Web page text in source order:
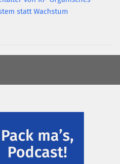
statt Wachstum